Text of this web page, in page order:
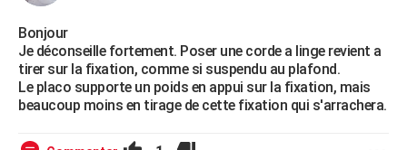
Bonjour
Je déconseille fortement. Poser une corde a linge revient a
tirer sur la fixation, comme si suspendu au plafond.
Le placo supporte un poids en appui sur la fixation, mais
beaucoup moins en tirage de cette fixation qui s'arrachera.